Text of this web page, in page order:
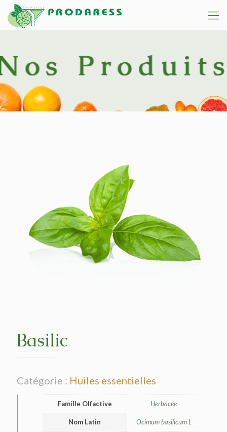
Basilic
Catégorie : Huiles essentielles
Famille Olfactive Herbacée
Nom Latin Ocimum basilicum L